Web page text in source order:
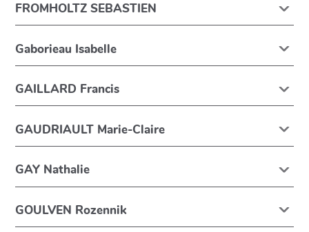
FROMHOLTZ SEBASTIEN
Gaborieau Isabelle
GAILLARD Francis
GAUDRIAULT Marie-Claire
GAY Nathalie
GOULVEN Rozennik